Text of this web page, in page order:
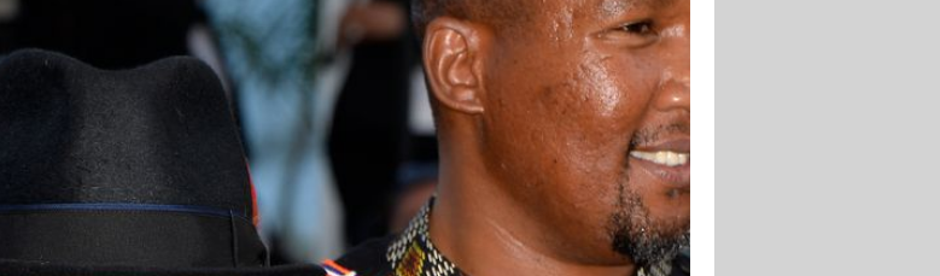
Filme & Serien
Familie & Liebe
Promiflash Exklusiv